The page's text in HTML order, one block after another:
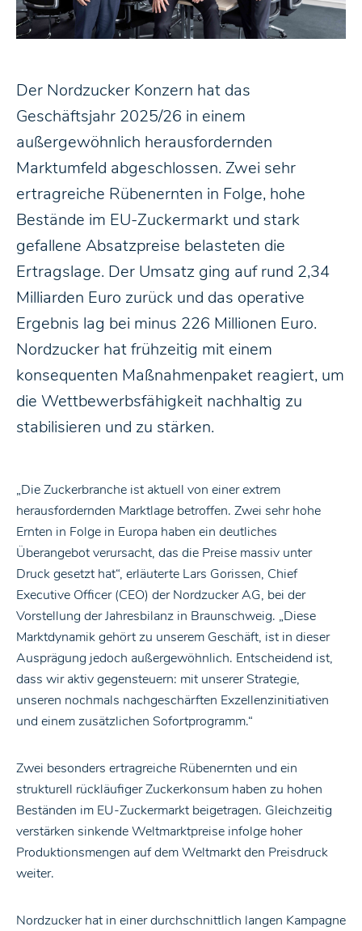
Der Nordzucker Konzern hat das
Geschäftsjahr 2025/26 in einem
außergewöhnlich herausfordernden
Marktumfeld abgeschlossen. Zwei sehr
ertragreiche Rübenernten in Folge, hohe
Bestände im EU-Zuckermarkt und stark
gefallene Absatzpreise belasteten die
Ertragslage. Der Umsatz ging auf rund 2,34
Milliarden Euro zurück und das operative
Ergebnis lag bei minus 226 Millionen Euro.
Nordzucker hat frühzeitig mit einem
konsequenten Maßnahmenpaket reagiert, um
die Wettbewerbsfähigkeit nachhaltig zu
stabilisieren und zu stärken.
„Die Zuckerbranche ist aktuell von einer extrem
herausfordernden Marktlage betroffen. Zwei sehr hohe
Ernten in Folge in Europa haben ein deutliches
Überangebot verursacht, das die Preise massiv unter
Druck gesetzt hat“, erläuterte Lars Gorissen, Chief
Executive Officer (CEO) der Nordzucker AG, bei der
Vorstellung der Jahresbilanz in Braunschweig. „Diese
Marktdynamik gehört zu unserem Geschäft, ist in dieser
Ausprägung jedoch außergewöhnlich. Entscheidend ist,
dass wir aktiv gegensteuern: mit unserer Strategie,
unseren nochmals nachgeschärften Exzellenzinitiativen
und einem zusätzlichen Sofortprogramm.“
Zwei besonders ertragreiche Rübenernten und ein
strukturell rückläufiger Zuckerkonsum haben zu hohen
Beständen im EU-Zuckermarkt beigetragen. Gleichzeitig
verstärken sinkende Weltmarktpreise infolge hoher
Produktionsmengen auf dem Weltmarkt den Preisdruck
weiter.
Nordzucker hat in einer durchschnittlich langen Kampagne